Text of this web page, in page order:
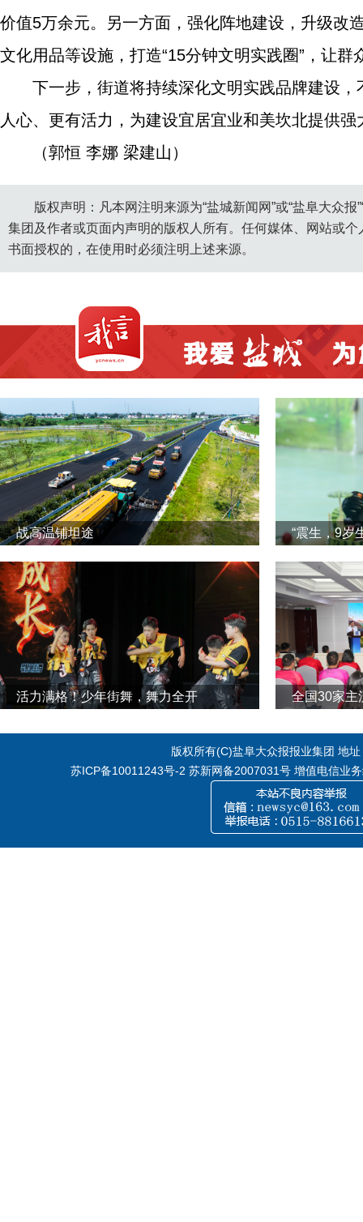
价值5万余元。另一方面，强化阵地建设，升级改
文化用品等设施，打造“15分钟文明实践圈”，让
下一步，街道将持续深化文明实践品牌建设
人心、更有活力，为建设宜居宜业和美坎北提供强
（郭恒 李娜 梁建山）
版权声明：凡本网注明来源为“盐城新闻网”或“盐阜大众
集团及作者或页面内声明的版权人所有。任何媒体、网站或
书面授权的，在使用时必须注明上述来源。
战高温铺坦途 “震生，9岁
活力满格！少年街舞，舞力全开 全国30家主
版权所有(C)盐阜大众报报业集团 地
苏ICP备10011243号-2 苏新网备2007031号 增值电信业